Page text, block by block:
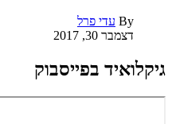
By עדי פרל
דצמבר 30, 2017
גיקלואיד בפייסבוק